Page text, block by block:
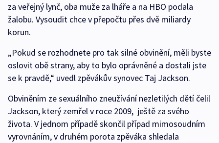
za veřejný lynč, oba muže za lháře a na HBO podala
žalobu. Vysoudit chce v přepočtu přes dvě miliardy
korun.
„Pokud se rozhodnete pro tak silné obvinění, měli byste
oslovit obě strany, aby to bylo oprávněné a dostali jste
se k pravdě,“ uvedl zpěvákův synovec Taj Jackson.
Obviněním ze sexuálního zneužívání nezletilých dětí čelil
Jackson, který zemřel v roce 2009, ještě za svého
života. V jednom případě skončil případ mimosoudním
vyrovnáním, v druhém porota zpěváka shledala